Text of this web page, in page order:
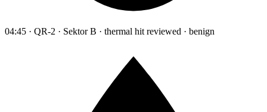
04:45 · QR-2 · Sektor B · thermal hit reviewed · benign